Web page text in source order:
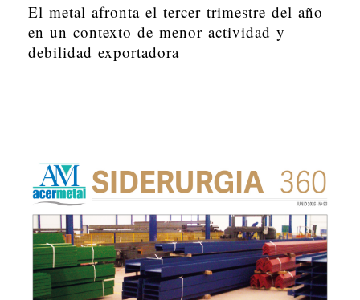
El metal afronta el tercer trimestre del año
en un contexto de menor actividad y
debilidad exportadora